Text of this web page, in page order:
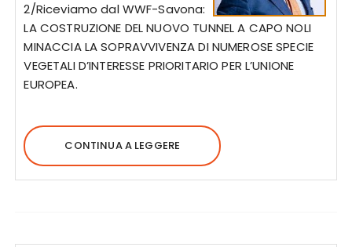
2/Riceviamo dal WWF-Savona:
LA COSTRUZIONE DEL NUOVO TUNNEL A CAPO NOLI
MINACCIA LA SOPRAVVIVENZA DI NUMEROSE SPECIE
VEGETALI D’INTERESSE PRIORITARIO PER L’UNIONE
EUROPEA.
CONTINUA A LEGGERE